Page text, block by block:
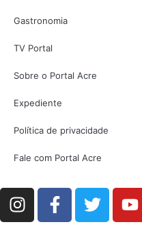
Gastronomia
TV Portal
Sobre o Portal Acre
Expediente
Política de privacidade
Fale com Portal Acre